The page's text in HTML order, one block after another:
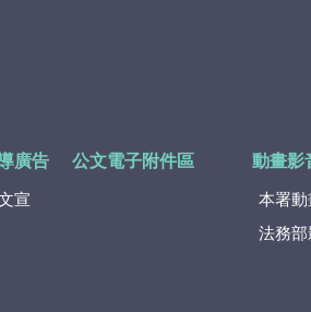
廣告
宣
公文電子附件區 動畫影
本署動
法務部